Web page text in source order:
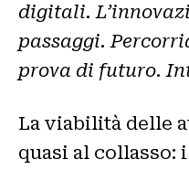
digitali.
passaggi.
prova di futuro.
La viabilità delle
quasi al collasso: